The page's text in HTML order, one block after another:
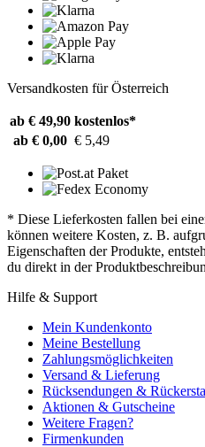
Versandkosten für Österreich
ab € 49,90 kostenlos*
ab € 0,00 € 5,49
* Diese Lieferkosten fallen bei
können weitere Kosten, z. B.
Eigenschaften der Produkte,
du direkt in der
Hilfe & Support
Mein Kundenkonto
Meine Bestellung
Zahlungsmöglichkeiten
Versand & Lieferung
Rücksendungen &
Aktionen & Gutscheine
Weitere Fragen?
Firmenkunden